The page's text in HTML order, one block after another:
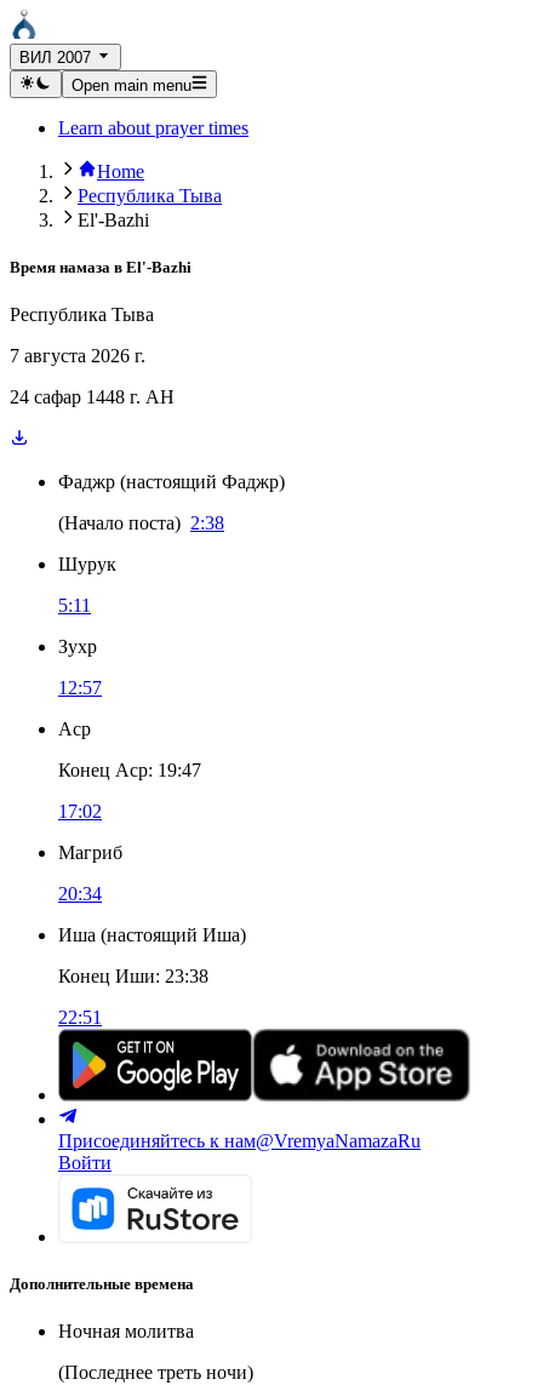
ВИЛ 2007
Open main menu
Learn about prayer times
Home
Республика Тыва
El'-Bazhi
Время намаза в El'-Bazhi
Республика Тыва
7 августа 2026 г.
24 сафар 1448 г. AH
Фаджр (настоящий Фаджр)
(Начало поста) 2:38
Шурук
5:11
Зухр
12:57
Аср
Конец Аср: 19:47
17:02
Магриб
20:34
Иша (настоящий Иша)
Конец Иши: 23:38
22:51
Присоединяйтесь к нам@VremyaNamazaRu
Войти
Дополнительные времена
Ночная молитва
(Последнее треть ночи)